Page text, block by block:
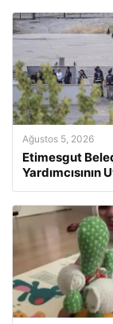
Ağustos 5, 2026
Etimesgut